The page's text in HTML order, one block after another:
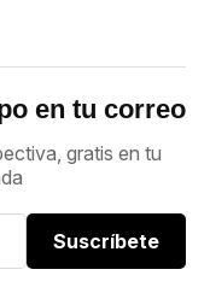
en tu correo
gratis en tu
Suscríbete